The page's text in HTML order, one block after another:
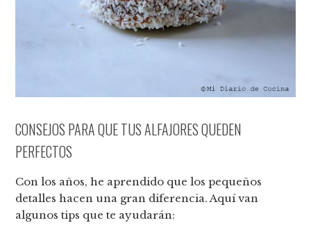
CONSEJOS PARA QUE TUS ALFAJORES QUEDEN
PERFECTOS
Con los años, he aprendido que los pequeños
detalles hacen una gran diferencia. Aquí van
algunos tips que te ayudarán: